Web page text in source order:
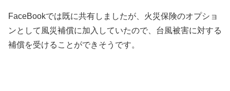
FaceBookでは既に共有しましたが、火災保険のオプショ
ンとして風災補償に加入していたので、台風被害に対する
補償を受けることができそうです。